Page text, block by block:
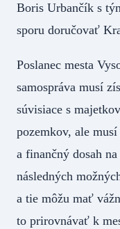
Boris Urbančík s
sporu doručovať
Poslanec mesta
samospráva musí
súvisiace s
pozemkov, ale
a finančný dosah
následných
a tie môžu mať
to prirovnávať k